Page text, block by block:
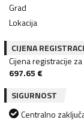
Grad
Lokacija
CIJENA
Cijena registracije
697.65 €
SIGURNOST
Centralno